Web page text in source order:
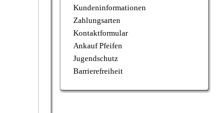
Kundeninformationen
Zahlungsarten
Kontaktformular
Ankauf Pfeifen
Jugendschutz
Barrierefreiheit